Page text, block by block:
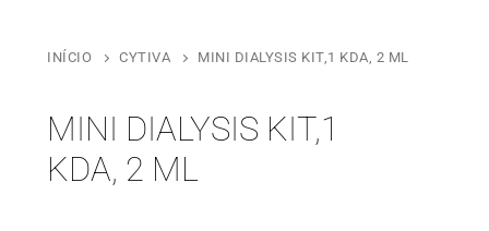
INÍCIO CYTIVA MINI DIALYSIS KIT,1 KDA, 2 ML
MINI DIALYSIS KIT,1
KDA, 2 ML